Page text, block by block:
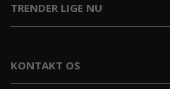
KONTAKT OS
TRENDER LIGE NU